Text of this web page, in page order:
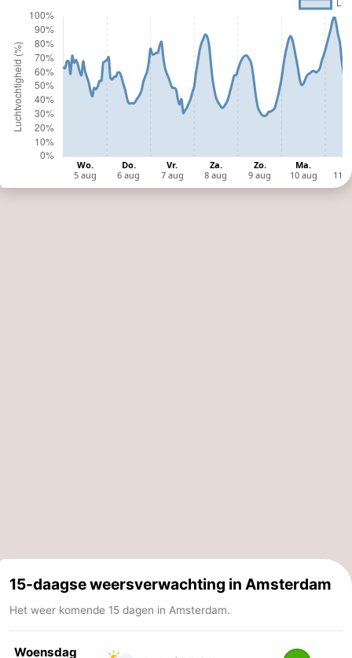
15-daagse weersverwachting in Amsterdam
Het weer komende 15 dagen in Amsterdam.
Woensdag